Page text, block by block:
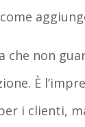
che non
. È l’
i clienti,